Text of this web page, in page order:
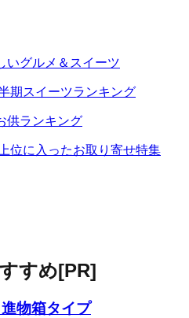
いグルメ＆スイーツ
期スイーツランキング
供ランキング
位に入ったお取り寄せ特集
すめ[PR]
物箱タイプ